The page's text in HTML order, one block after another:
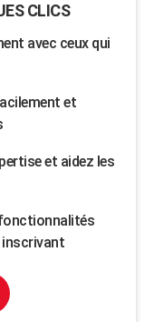
CLICS
avec ceux qui
et
et aidez les
inscrivant